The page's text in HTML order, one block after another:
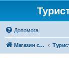
Допомога
Магазин спорядження